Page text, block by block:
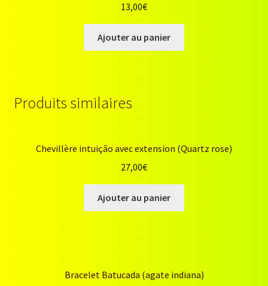
13,00€
Ajouter au panier
Produits similaires
Chevillère intuição avec extension (Quartz rose)
27,00€
Ajouter au panier
Bracelet Batucada (agate indiana)